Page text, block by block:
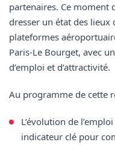
partenaires. Ce moment
dresser un état des lieux
plateformes
Paris-Le Bourget, avec
d’emploi et d’attractivité.
Au programme de cette
L’évolution de
indicateur clé pour